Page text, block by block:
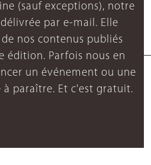
(sauf exceptions), notre
par e-mail. Elle
nos contenus publiés
édition. Parfois nous en
un événement ou une
paraître. Et c'est gratuit.